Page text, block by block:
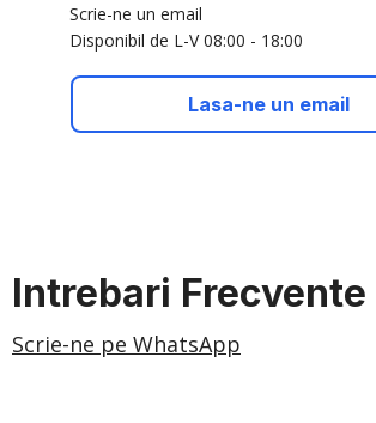
Scrie-ne un email
Disponibil de L-V 08:00 - 18:00
Lasa-ne un email
Intrebari Frecvente
Scrie-ne pe WhatsApp